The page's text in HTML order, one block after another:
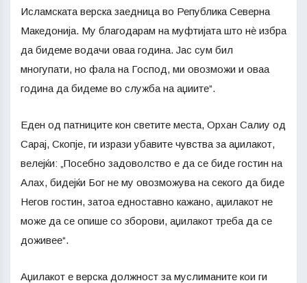
Исламската верска заедница во Република Северна
Македонија. Му благодарам на муфтијата што нѐ избра
да бидеме водачи оваа година. Јас сум бил
многупати, но фала на Господ, ми овозможи и оваа
година да бидеме во служба на аџиите“.
Еден од патниците кон светите места, Орхан Салиу од
Сарај, Скопје, ги изрази убавите чувства за аџилакот,
велејќи: „Посебно задоволство е да се биде гостин на
Алах, бидејќи Бог не му овозможува на секого да биде
Негов гостин, затоа едноставно кажано, аџилакот не
може да се опише со зборови, аџилакот треба да се
доживее“.
Аџилакот е верска должност за муслиманите кои ги